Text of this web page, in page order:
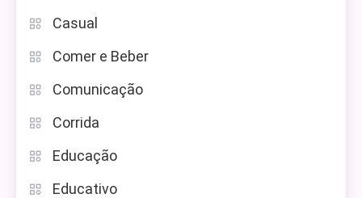
Casual
Comer e Beber
Comunicação
Corrida
Educação
Educativo